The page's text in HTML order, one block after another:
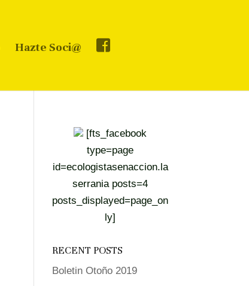
Hazte Soci@
[fts_facebook
type=page
id=ecologistasenaccion.la
serrania posts=4
posts_displayed=page_on
ly]
RECENT POSTS
Boletin Otoño 2019